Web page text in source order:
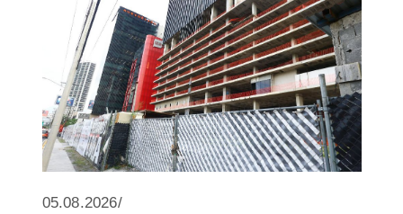
05.08.2026/